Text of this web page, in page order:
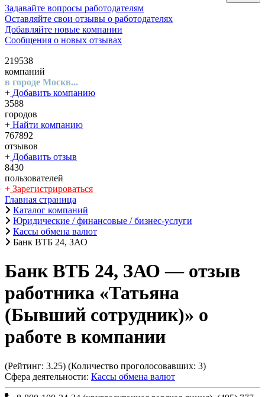
Задавайте вопросы работодателям
Оставляйте свои отзывы о работодателях
Добавляйте новые компании
Сообщения о новых отзывах
219538
компаний
в городе Москв...
+ Добавить компанию
3588
городов
+ Найти компанию
767892
отзывов
+ Добавить отзыв
8430
пользователей
+ Зарегистрироваться
Главная страница
Каталог компаний
Юридические / финансовые / бизнес-услуги
Кассы обмена валют
Банк ВТБ 24, ЗАО
Банк ВТБ 24, ЗАО — отзыв
работника «Татьяна
(Бывший сотрудник)» о
работе в компании
(Рейтинг: 3.25) (Количество проголосовавших: 3)
Сфера деятельности: Кассы обмена валют